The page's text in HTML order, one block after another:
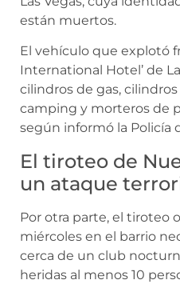
están muertos.
El vehículo que explotó
International Hotel’ de
cilindros de gas,
camping y morteros de
según informó la Policía
El tiroteo de
un ataque
Por otra parte, el tiroteo
miércoles en el barrio
cerca de un club
heridas al menos 10